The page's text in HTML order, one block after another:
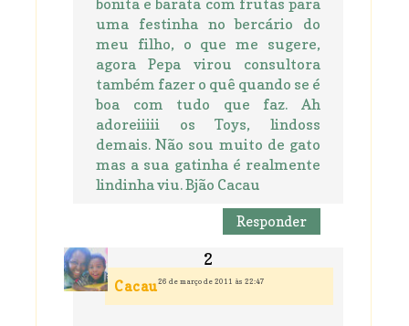
bonita e barata com frutas para
uma festinha no bercário do
meu filho, o que me sugere,
agora Pepa virou consultora
também fazer o quê quando se é
boa com tudo que faz. Ah
adoreiiiii os Toys, lindoss
demais. Não sou muito de gato
mas a sua gatinha é realmente
lindinha viu. Bjão Cacau
Responder
Cacau26 de março de 2011 às 22:47